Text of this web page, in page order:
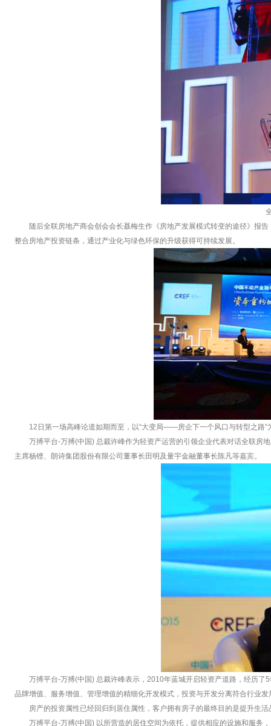
随后全联房地产商会创会会长聂梅生作《房地产发展模式转变的途径》报
整合房地产投资链条，通过产业化与绿色环保的升级获得可持续发展。
12日第一场高峰论道如期而至，以“大变局——房企下一个风口与转型之路”
万搏平台-万搏(中国) 总裁许峰作为轻资产运营的引领企业代表对话全联房
主席杨铿、朗诗集团股份有限公司董事长田明及量宇金融董事长陈凡等嘉宾。
万搏平台-万搏(中国) 总裁许峰表示，2010年蓝城开启轻资产道路，经历
品牌增值、服务增值、管理增值的精细化开发模式，投资与开发分离符合行业
房产的投资属性已经回归到居住属性，客户拥有房子的最终目的是提升生
万搏平台-万搏(中国) 以所营造的居住空间为依托，提供相应的设施和服务